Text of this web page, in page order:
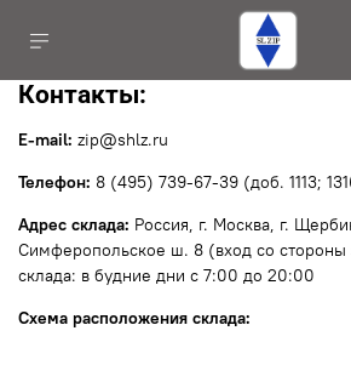
Контакты:
E-mail: zip@shlz.ru
Телефон: 8 (495) 739-67-39 (доб. 1113;
Адрес склада: Россия, г. Москва, г.
Симферопольское ш. 8 (вход со стороны
склада: в будние дни с 7:00 до 20:00
Схема расположения склада: